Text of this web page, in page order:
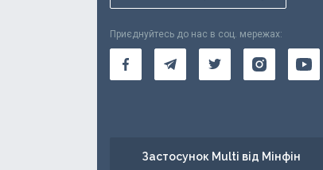
Приєднуйтесь до нас в соц. мережах:
Застосунок Multi від Мінфін